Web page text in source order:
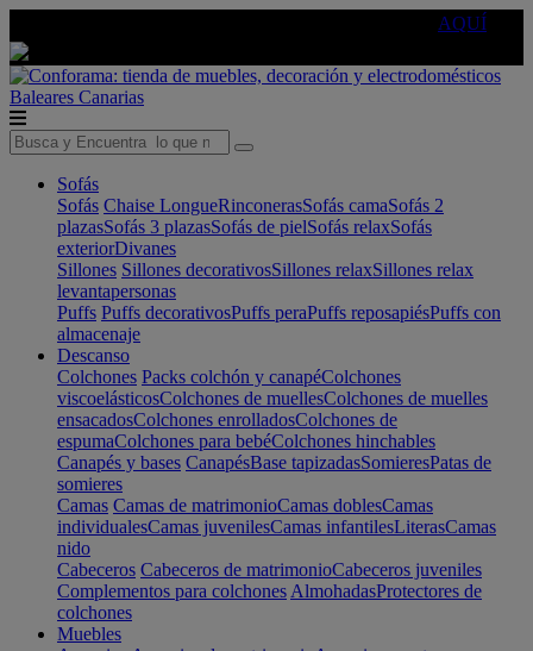
AQUÍ
Baleares Canarias
Sofás
Sofás Chaise LongueRinconerasSofás camaSofás 2
plazasSofás 3 plazasSofás de pielSofás relaxSofás
exteriorDivanes
Sillones Sillones decorativosSillones relaxSillones relax
levantapersonas
Puffs Puffs decorativosPuffs peraPuffs reposapiésPuffs con
almacenaje
Descanso
Colchones Packs colchón y canapéColchones
viscoelásticosColchones de muellesColchones de muelles
ensacadosColchones enrolladosColchones de
espumaColchones para bebéColchones hinchables
Canapés y bases CanapésBase tapizadasSomieresPatas de
somieres
Camas Camas de matrimonioCamas doblesCamas
individualesCamas juvenilesCamas infantilesLiterasCamas
nido
Cabeceros Cabeceros de matrimonioCabeceros juveniles
Complementos para colchones AlmohadasProtectores de
colchones
Muebles